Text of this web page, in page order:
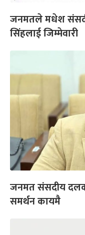
जनमतले मधेश
सिंहलाई जिम्मेवारी
जनमत संसदीय
समर्थन कायमै